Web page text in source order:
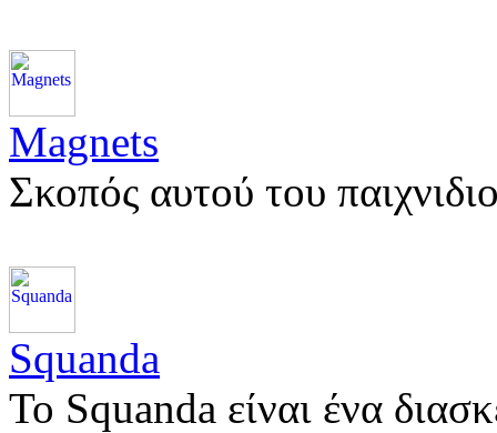
Magnets
Σκοπός αυτού του
Squanda
Το Squanda είναι ένα